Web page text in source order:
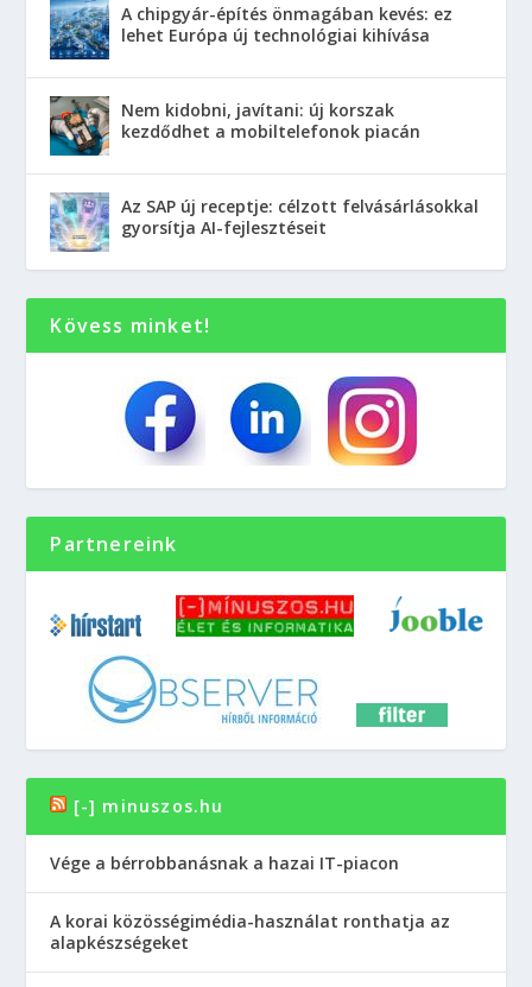
A chipgyár-építés önmagában kevés: ez
lehet Európa új technológiai kihívása
Nem kidobni, javítani: új korszak
kezdődhet a mobiltelefonok piacán
Az SAP új receptje: célzott felvásárlásokkal
gyorsítja AI-fejlesztéseit
Kövess minket!
Partnereink
[-] minuszos.hu
Vége a bérrobbanásnak a hazai IT-piacon
A korai közösségimédia-használat ronthatja az
alapkészségeket